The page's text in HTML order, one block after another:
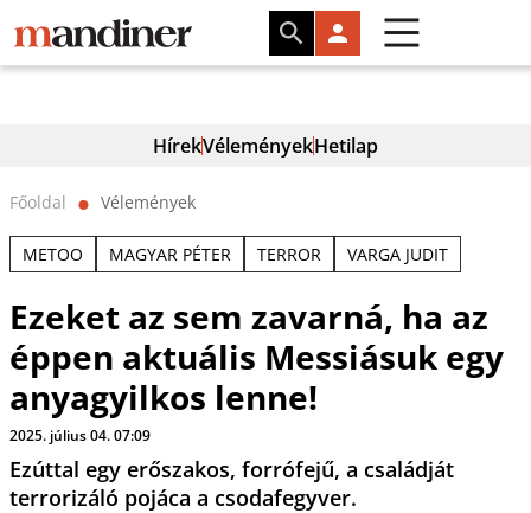
HírekVéleményekHetilap
Főoldal ⬤ Vélemények
METOO MAGYAR PÉTER TERROR VARGA JUDIT
Ezeket az sem zavarná, ha az
éppen aktuális Messiásuk egy
anyagyilkos lenne!
2025. július 04. 07:09
Ezúttal egy erőszakos, forrófejű, a családját
terrorizáló pojáca a csodafegyver.